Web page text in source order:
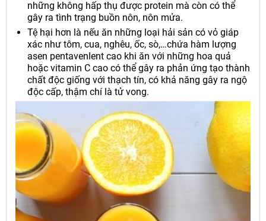
những không hấp thụ được protein mà còn có thể
gây ra tình trạng buồn nôn, nôn mửa.
Tệ hại hơn là nếu ăn những loại hải sản có vỏ giáp
xác như tôm, cua, nghêu, ốc, sò,…chứa hàm lượng
asen pentavenlent cao khi ăn với những hoa quả
hoặc vitamin C cao có thể gây ra phản ứng tạo thành
chất độc giống với thạch tín, có khả năng gây ra ngộ
độc cấp, thậm chí là tử vong.